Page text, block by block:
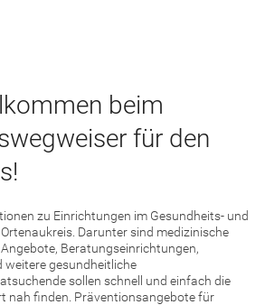
beim
für den
zu Einrichtungen im Gesundheits- und
Darunter sind medizinische
Beratungseinrichtungen,
weitere gesundheitliche
sollen schnell und einfach die
nah finden. Präventionsangebote für